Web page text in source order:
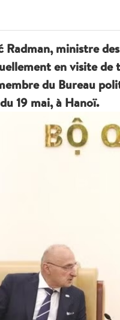
Radman, ministre
en visite de
du Bureau
19 mai, à Hanoï.